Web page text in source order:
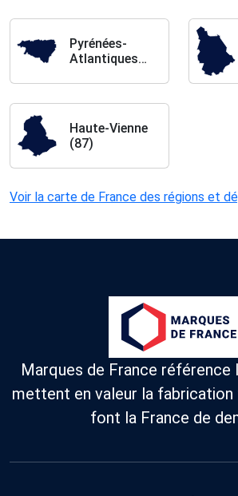
Pyrénées-
Atlantiques
Haute-Vienne
(87)
Voir la carte de France des régions et
Marques de France référence
mettent en valeur la fabrication
font la France de